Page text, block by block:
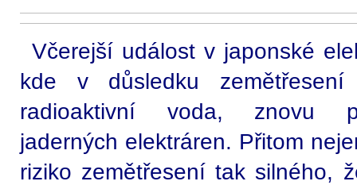
Včerejší událost v japonské
kde v důsledku
radioaktivní voda, znovu
jaderných elektráren. Přitom
riziko zemětřesení tak silného,